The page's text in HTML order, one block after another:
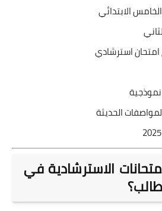
الابتدائي
استرشادي
نموذجية
الحديثة
الاسترشادية في